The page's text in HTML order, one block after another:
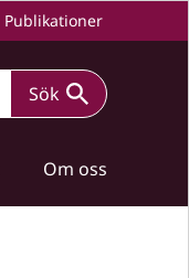
Publikationer
Sök
Om oss